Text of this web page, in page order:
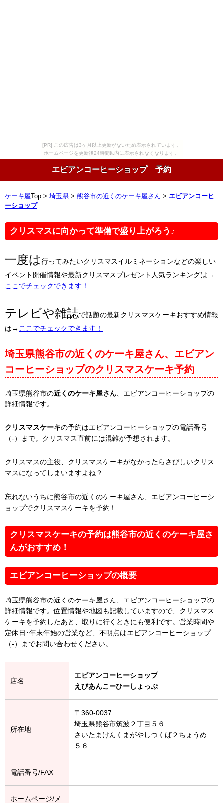
[PR] この広告は3ヶ月以上更新がないため表示されています。
ホームページを更新後24時間以内に表示されなくなります。
エビアンコーヒーショップ 予約
ケーキ屋 Top > 埼玉県 > 熊谷市の近くのケーキ屋さん > エビアンコーヒ
ーショップ
クリスマスに向かって準備で盛り上がろう♪
一度は行ってみたいクリスマスイルミネーションなどの楽しい
イベント開催情報や最新クリスマスプレゼント人気ランキングは→
ここでチェックできます！
テレビや雑誌で話題の最新クリスマスケーキおすすめ情報
は→ ここでチェックできます！
埼玉県熊谷市の近くのケーキ屋さん、エビアン
コーヒーショップのクリスマスケーキ予約
埼玉県熊谷市の近くのケーキ屋さん 、エビアンコーヒーショップの
詳細情報です。
クリスマスケーキの予約はエビアンコーヒーショップの電話番号
（-）まで。クリスマス直前には混雑が予想されます。
クリスマスの主役、クリスマスケーキがなかったらさびしいクリス
マスになってしまいますよね？
忘れないうちに熊谷市の近くのケーキ屋さん、エビアンコーヒーシ
ョップでクリスマスケーキを予約！
クリスマスケーキの予約は熊谷市の近くのケーキ屋さ
んがおすすめ！
エビアンコーヒーショップの概要
埼玉県熊谷市の近くのケーキ屋さん、エビアンコーヒーショップの
詳細情報です。位置情報や地図も記載していますので、クリスマス
ケーキを予約したあと、取りに行くときにも便利です。営業時間や
定休日･年末年始の営業など、不明点はエビアンコーヒーショップ
（-）までお問い合わせください。
店名
エビアンコーヒーショップ
えびあんこーひーしょっぷ
所在地
〒360-0037
埼玉県熊谷市筑波２丁目５６
さいたまけんくまがやしつくば２ちょうめ
５６
電話番号/FAX
ホームページ/メ